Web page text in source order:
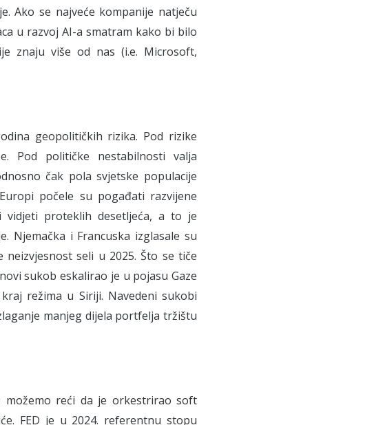
Ako se najveće kompanije natječu
u razvoj AI-a smatram kako bi bilo
znaju više od nas (i.e. Microsoft,
geopolitičkih rizika. Pod rizike
Pod političke nestabilnosti valja
čak pola svjetske populacije
počele su pogađati razvijene
proteklih desetljeća, a to je
Njemačka i Francuska izglasale su
seli u 2025. Što se tiče
sukob eskalirao je u pojasu Gaze
režima u Siriji. Navedeni sukobi
manjeg dijela portfelja tržištu
možemo reći da je orkestrirao soft
FED je u 2024. referentnu stopu